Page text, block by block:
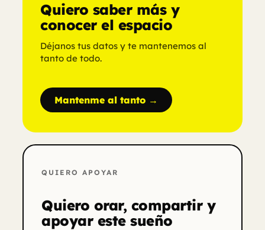
Quiero saber más y
conocer el espacio
Déjanos tus datos y te mantenemos al
tanto de todo.
Mantenme al tanto →
QUIERO APOYAR
Quiero orar, compartir y
apoyar este sueño